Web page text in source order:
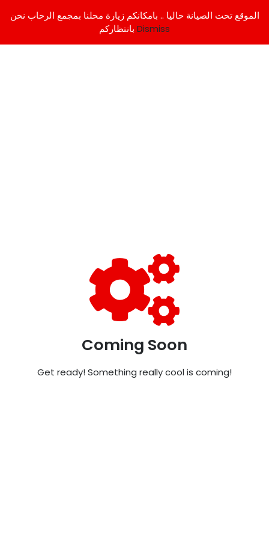
الموقع تحت الصيانة حاليا .. بامكانكم زيارة محلنا بمجمع الرحاب نحن
Dismiss
Coming Soon
Get ready! Something really cool is coming!